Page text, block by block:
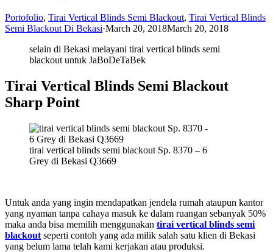
Portofolio, Tirai Vertical Blinds Semi Blackout, Tirai Vertical Blinds
Semi Blackout Di Bekasi·March 20, 2018March 20, 2018
selain di Bekasi melayani tirai vertical blinds semi
blackout untuk JaBoDeTaBek
Tirai Vertical Blinds Semi Blackout
Sharp Point
tirai vertical blinds semi blackout Sp. 8370 – 6
Grey di Bekasi Q3669
Untuk anda yang ingin mendapatkan jendela rumah ataupun kantor
yang nyaman tanpa cahaya masuk ke dalam ruangan sebanyak 50%
maka anda bisa memilih menggunakan tirai vertical blinds semi
blackout seperti contoh yang ada milik salah satu klien di Bekasi
yang belum lama telah kami kerjakan atau produksi.